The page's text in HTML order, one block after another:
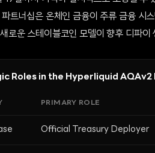
트너십은 온체인 금융이 주류 금융 시
로운 스테이블코인 모델이 향후 디파
Roles in the Hyperliquid
PRIMARY ROLE
Official Treasury Deployer